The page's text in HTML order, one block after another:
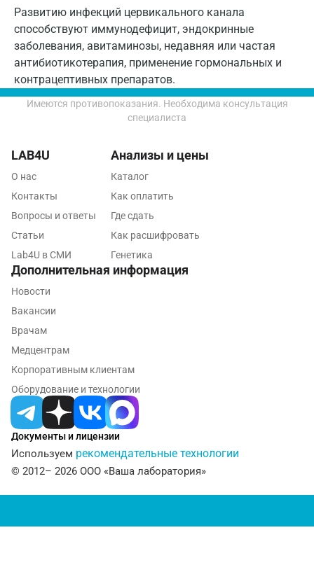
Развитию инфекций цервикального канала
способствуют иммунодефицит, эндокринные
заболевания, авитаминозы, недавняя или частая
антибиотикотерапия, применение гормональных и
контрацептивных препаратов.
Лобня
Люберцы
Майкоп
Мурино
Мытищи
Набережные Челны
Наро-Фоминск
Нижневартовск
Нижнекамск
Новороссийск
Ногинск
Обнинск
Одинцово
Омск
Орел
Орехово-Зуево
Имеются противопоказания. Необходима консультация
специалиста
Документы и лицензии
Используем рекомендательные технологии
© 2012– 2026 ООО «Ваша лаборатория»
LAB4U
О нас
Контакты
Вопросы и ответы
Статьи
Lab4U в СМИ
Анализы и цены
Каталог
Как оплатить
Где сдать
Как расшифровать
Генетика
Дополнительная информация
Новости
Вакансии
Врачам
Медцентрам
Корпоративным клиентам
Оборудование и технологии